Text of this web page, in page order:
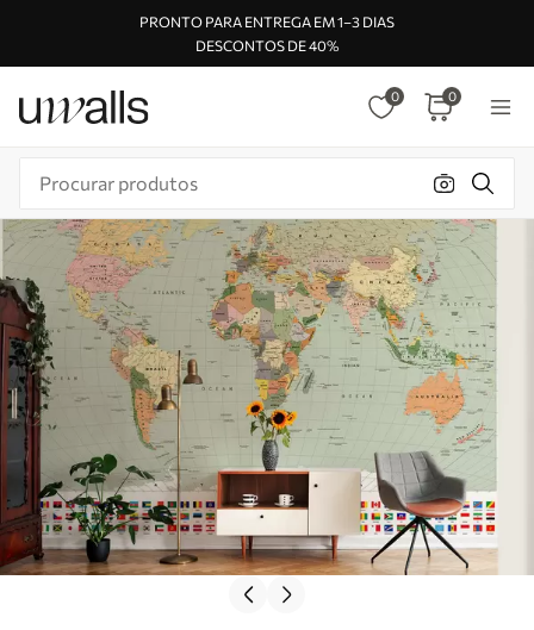
PRONTO PARA ENTREGA EM 1–3 DIAS
DESCONTOS DE 40%
0 0